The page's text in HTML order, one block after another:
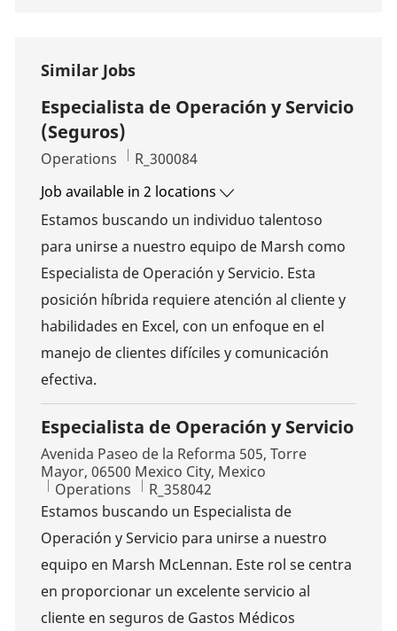
Similar Jobs
Especialista de Operación y Servicio
(Seguros)
Category
Operations Job Id
R_300084
Job available in 2 locations
Estamos buscando un individuo talentoso
para unirse a nuestro equipo de Marsh como
Especialista de Operación y Servicio. Esta
posición híbrida requiere atención al cliente y
habilidades en Excel, con un enfoque en el
manejo de clientes difíciles y comunicación
efectiva.
Especialista de Operación y Servicio
Location
Avenida Paseo de la Reforma 505, Torre
Mayor, 06500 Mexico City, Mexico
Category
Operations Job Id
R_358042
Estamos buscando un Especialista de
Operación y Servicio para unirse a nuestro
equipo en Marsh McLennan. Este rol se centra
en proporcionar un excelente servicio al
cliente en seguros de Gastos Médicos